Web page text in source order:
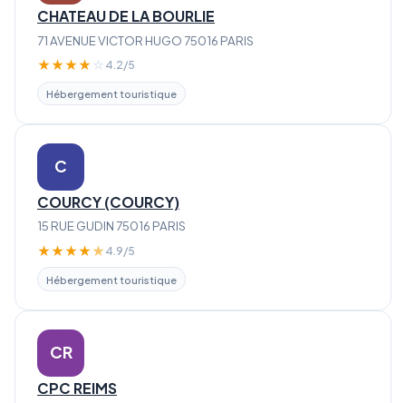
CHATEAU DE LA BOURLIE
71 AVENUE VICTOR HUGO 75016 PARIS
★★★★ ☆ 4.2/5
Hébergement touristique
C
COURCY (COURCY)
15 RUE GUDIN 75016 PARIS
★★★★★ 4.9/5
Hébergement touristique
CR
CPC REIMS